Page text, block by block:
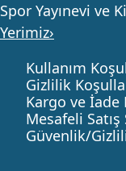
Spor Yayınevi ve
Yerimiz›
Kullanım
Gizlilik
Kargo ve İade
Mesafeli
Güvenlik/